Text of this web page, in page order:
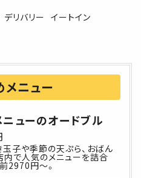
デリバリー イートイン
メニュー
ューのオードブル
玉子や季節の天ぷら、おばん
内で人気のメニューを詰合
2970円～。